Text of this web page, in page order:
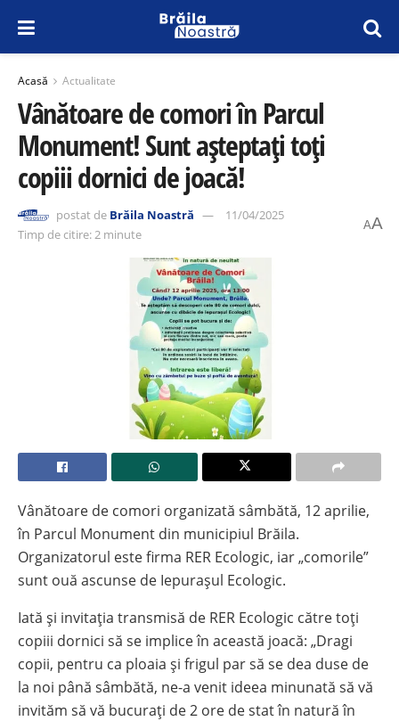
Acasă Actualitate
Vânătoare de comori în Parcul
Monument! Sunt așteptați toți
copiii dornici de joacă!
postat de Brăila Noastră
11/04/2025
Timp de citire: 2 minute
AA
Vânătoare de comori organizată sâmbătă, 12 aprilie,
în Parcul Monument din municipiul Brăila.
Organizatorul este firma RER Ecologic, iar „comorile”
sunt ouă ascunse de Iepurașul Ecologic.
Iată și invitația transmisă de RER Ecologic către toți
copiii dornici să se implice în această joacă: „Dragi
copii, pentru ca ploaia și frigul par să se dea duse de
la noi până sâmbătă, ne-a venit ideea minunată să vă
invităm să vă bucurați de 2 ore de stat în natură în